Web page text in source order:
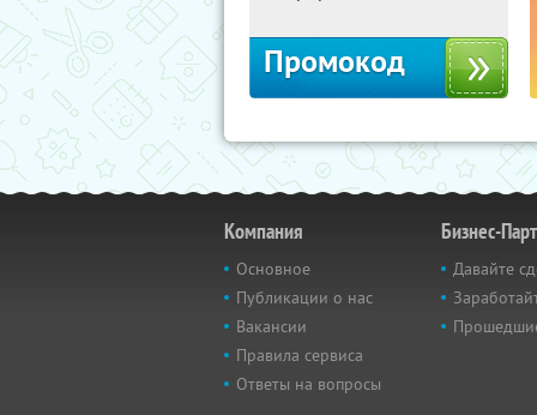
Промокод
Компания
Основное
Публикации о нас
Вакансии
Правила сервиса
Ответы на вопросы
Бизнес-
Давайте